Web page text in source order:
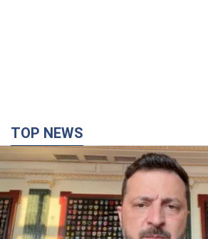
"Захист нашого життя":
антибалістику FREYJA, санкції
підтримку аграріїв. Відео
Європейські партнери долучаються до
2 часа назад 31,8 т.